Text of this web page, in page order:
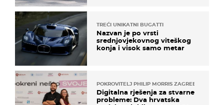
TREĆI UNIKATNI BUGATTI
Nazvan je po vrsti
srednjovjekovnog viteškog
konja i visok samo metar
POKROVITELJ PHILIP MORRIS ZAGREB
Digitalna rješenja za stvarne
probleme: Dva hrvatska